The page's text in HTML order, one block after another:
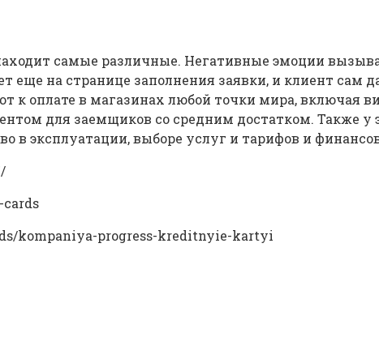
самые различные. Негативные эмоции
еще на странице заполнения заявки, и клиент сам
к оплате в магазинах любой точки мира, включая
для заемщиков со средним достатком. Также у
в эксплуатации, выборе услуг и тарифов и
kompaniya-progress-kreditnyie-kartyi